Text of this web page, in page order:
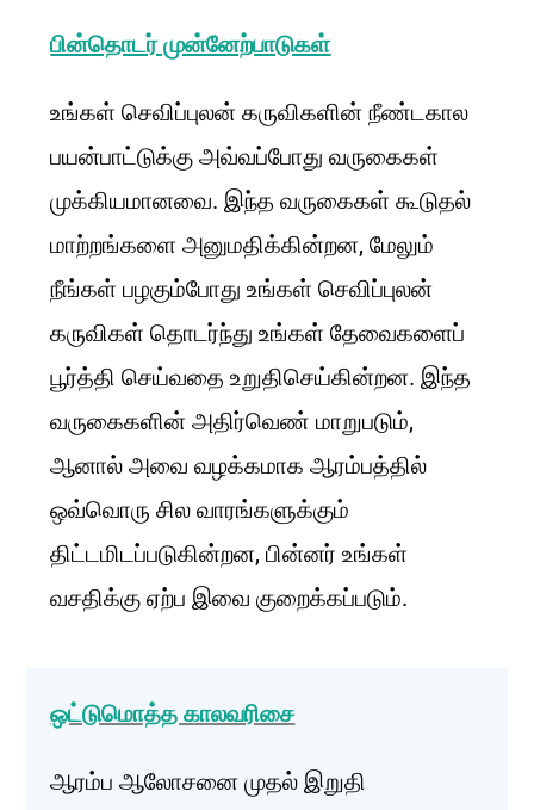
பின்தொடர் முன்னேற்பாடுகள்
உங்கள் செவிப்புலன் கருவிகளின் நீண்டகால
பயன்பாட்டுக்கு அவ்வப்போது வருகைகள்
முக்கியமானவை. இந்த வருகைகள் கூடுதல்
மாற்றங்களை அனுமதிக்கின்றன, மேலும்
நீங்கள் பழகும்போது உங்கள் செவிப்புலன்
கருவிகள் தொடர்ந்து உங்கள் தேவைகளைப்
பூர்த்தி செய்வதை உறுதிசெய்கின்றன. இந்த
வருகைகளின் அதிர்வெண் மாறுபடும்,
ஆனால் அவை வழக்கமாக ஆரம்பத்தில்
ஒவ்வொரு சில வாரங்களுக்கும்
திட்டமிடப்படுகின்றன, பின்னர் உங்கள்
வசதிக்கு ஏற்ப இவை குறைக்கப்படும்.
ஒட்டுமொத்த காலவரிசை
ஆரம்ப ஆலோசனை முதல் இறுதி